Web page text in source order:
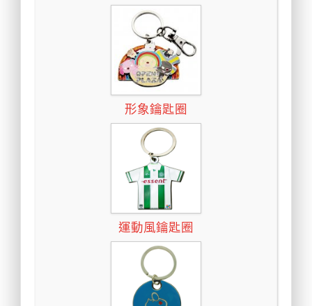
形象鑰匙圈
運動風鑰匙圈